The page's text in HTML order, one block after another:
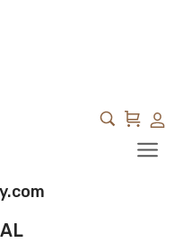
DE VENTA